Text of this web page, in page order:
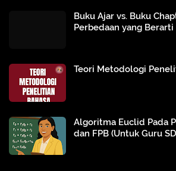
Buku Ajar vs. Buku
Perbedaan yang Berarti
Teori Metodologi
Algoritma Euclid Pada
dan FPB (Untuk Guru